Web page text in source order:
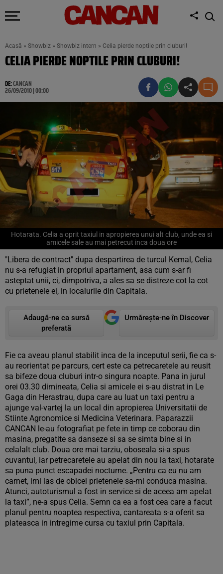
Acasă » Showbiz » Showbiz intern » Celia pierde noptile prin cluburi!
CELIA PIERDE NOPTILE PRIN CLUBURI!
DE:CANCAN
26/09/2010 | 00:00
Hotarata. Celia a oprit taxiul in apropierea unui alt club, unde ea si
amicele sale au mai petrecut inca doua ore
"Libera de contract" dupa despartirea de turcul Kemal, Celia
nu s-a refugiat in propriul apartament, asa cum s-ar fi
asteptat unii, ci, dimpotriva, a ales sa se distreze cot la cot
cu prietenele ei, in localurile din Capitala.
Adaugă-ne ca sursă
preferată
Urmărește-ne în Discover
Fie ca aveau planul stabilit inca de la inceputul serii, fie ca s-
au reorientat pe parcurs, cert este ca petrecaretele au reusit
sa bifeze doua cluburi intr-o singura noapte. Pana in jurul
orei 03.30 dimineata, Celia si amicele ei s-au distrat in Le
Gaga din Herastrau, dupa care au luat un taxi pentru a
ajunge val-vartej la un local din apropierea Universitatii de
Stiinte Agronomice si Medicina Veterinara. Paparazzii
CANCAN le-au fotografiat pe fete in timp ce coborau din
masina, pregatite sa danseze si sa se simta bine si in
celalalt club. Doua ore mai tarziu, oboseala si-a spus
cuvantul, iar petrecaretele au apelat din nou la taxi, hotarate
sa puna punct escapadei nocturne. „Pentru ca eu nu am
carnet, imi las de obicei prietenele sa-mi conduca masina.
Atunci, autoturismul a fost in service si de aceea am apelat
la taxi”, ne-a spus Celia. Semn ca ea a fost cea care a facut
planul pentru noaptea respectiva, cantareata s-a oferit sa
plateasca in intregime cursa cu taxiul prin Capitala.